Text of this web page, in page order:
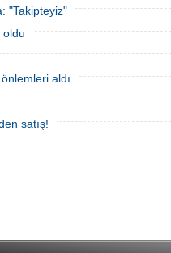
"Takipteyiz"
oldu
aldı
satış!